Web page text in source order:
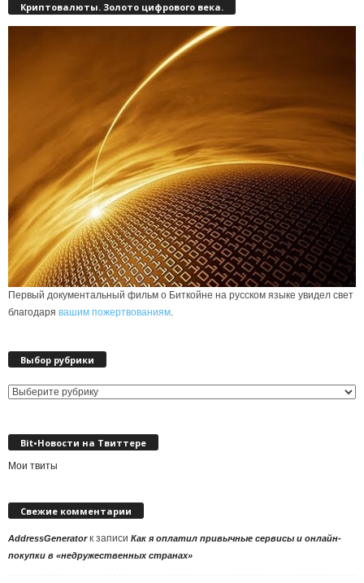
Криптовалюты. Золото цифрового века.
Первый документальный фильм о Биткойне на русском языке увидел свет
благодаря вашим пожертвованиям
Выбор рубрики
Выбор
Bit•Новости на Твиттере
Мои твиты
Свежие комментарии
AddressGeneratorк записи Как я оплатил привычные сервисы и онлайн-
покупки в «недружественных странах»